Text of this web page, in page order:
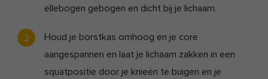
ellebogen gebogen en dicht bij je lichaam.
Houd je borstkas omhoog en je core
aangespannen en laat je lichaam zakken in een
squatpositie door je knieën te buigen en je